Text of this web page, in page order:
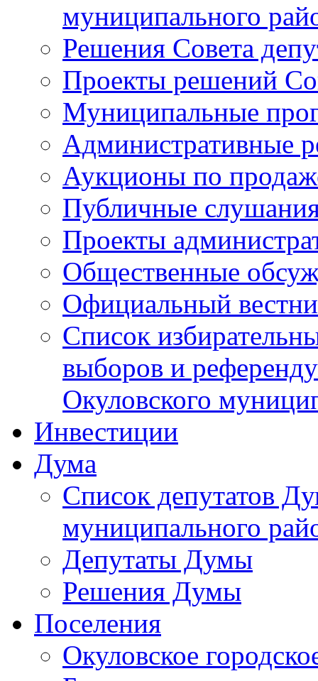
муниципального
Решения Совета
Проекты решений
Муниципальные
Административные
Аукционы по
Публичные
Проекты
Общественные
Официальный
Список
выборов и
Окуловского
Инвестиции
Дума
Список депутатов
муниципального
Депутаты Думы
Решения Думы
Поселения
Окуловское